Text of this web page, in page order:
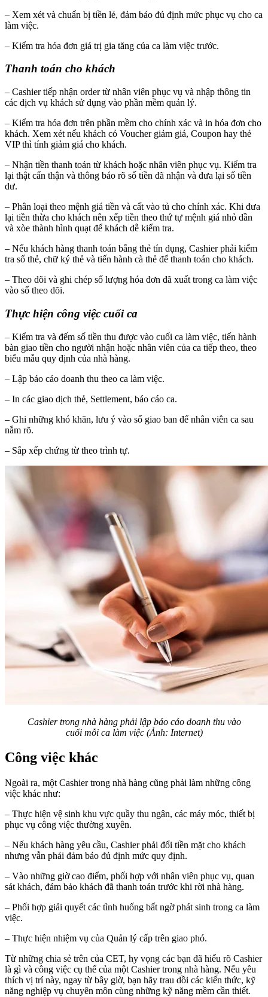
– Xem xét và chuẩn bị tiền lẻ, đảm bảo đủ định mức phục vụ cho ca
làm việc.
– Kiểm tra hóa đơn giá trị gia tăng của ca làm việc trước.
Thanh toán cho khách
– Cashier tiếp nhận order từ nhân viên phục vụ và nhập thông tin
các dịch vụ khách sử dụng vào phần mềm quản lý.
– Kiểm tra hóa đơn trên phần mềm cho chính xác và in hóa đơn cho
khách. Xem xét nếu khách có Voucher giảm giá, Coupon hay thẻ
VIP thì tính giảm giá cho khách.
– Nhận tiền thanh toán từ khách hoặc nhân viên phục vụ. Kiểm tra
lại thật cẩn thận và thông báo rõ số tiền đã nhận và đưa lại số tiền
dư.
– Phân loại theo mệnh giá tiền và cất vào tủ cho chính xác. Khi đưa
lại tiền thừa cho khách nên xếp tiền theo thứ tự mệnh giá nhỏ dần
và xòe thành hình quạt để khách dễ kiểm tra.
– Nếu khách hàng thanh toán bằng thẻ tín dụng, Cashier phải kiểm
tra số thẻ, chữ ký thẻ và tiến hành cà thẻ để thanh toán cho khách.
– Theo dõi và ghi chép số lượng hóa đơn đã xuất trong ca làm việc
vào sổ theo dõi.
Thực hiện công việc cuối ca
– Kiểm tra và đếm số tiền thu được vào cuối ca làm việc, tiến hành
bàn giao tiền cho người nhận hoặc nhân viên của ca tiếp theo, theo
biểu mẫu quy định của nhà hàng.
– Lập báo cáo doanh thu theo ca làm việc.
– In các giao dịch thẻ, Settlement, báo cáo ca.
– Ghi những khó khăn, lưu ý vào sổ giao ban để nhân viên ca sau
nắm rõ.
– Sắp xếp chứng từ theo trình tự.
Cashier trong nhà hàng phải lập báo cáo doanh thu vào
cuối mỗi ca làm việc (Ảnh: Internet)
Công việc khác
Ngoài ra, một Cashier trong nhà hàng cũng phải làm những công
việc khác như:
– Thực hiện vệ sinh khu vực quầy thu ngân, các máy móc, thiết bị
phục vụ công việc thường xuyên.
– Nếu khách hàng yêu cầu, Cashier phải đổi tiền mặt cho khách
nhưng vẫn phải đảm bảo đủ định mức quy định.
– Vào những giờ cao điểm, phối hợp với nhân viên phục vụ, quan
sát khách, đảm bảo khách đã thanh toán trước khi rời nhà hàng.
– Phối hợp giải quyết các tình huống bất ngờ phát sinh trong ca làm
việc.
– Thực hiện nhiệm vụ của Quản lý cấp trên giao phó.
Từ những chia sẻ trên của CET, hy vọng các bạn đã hiểu rõ Cashier
là gì và công việc cụ thể của một Cashier trong nhà hàng. Nếu yêu
thích vị trí này, ngay từ bây giờ, bạn hãy trau dồi các kiến thức, kỹ
năng nghiệp vụ chuyên môn cùng những kỹ năng mềm cần thiết.